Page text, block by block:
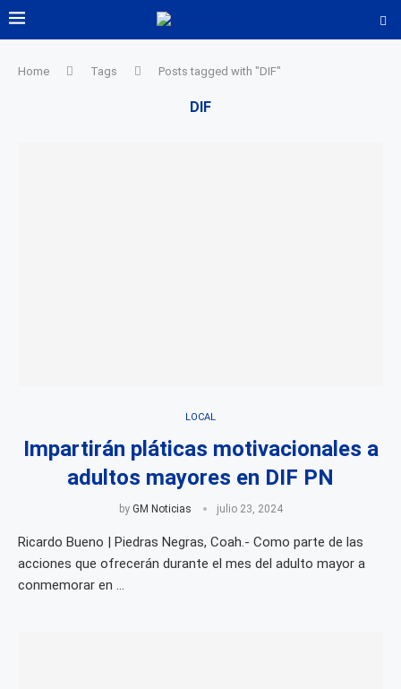
Home Tags Posts tagged with "DIF"
DIF
LOCAL
Impartirán pláticas motivacionales a
adultos mayores en DIF PN
by GM Noticias julio 23, 2024
Ricardo Bueno | Piedras Negras, Coah.- Como parte de las
acciones que ofrecerán durante el mes del adulto mayor a
conmemorar en …